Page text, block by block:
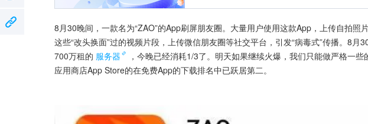
8月30晚间，一款名为“ZAO”的App刷屏朋友圈。大量用户使用这款App，上传自拍照
这些“改头换面”过的视频片段，上传微信朋友圈等社交平台，引发“病毒式”传播。8月
700万租的 服务器
，今晚已经消耗1/3了。明天如果继续火爆，我们只能做严格一些
应用商店App Store的在免费App的下载排名中已跃居第二。